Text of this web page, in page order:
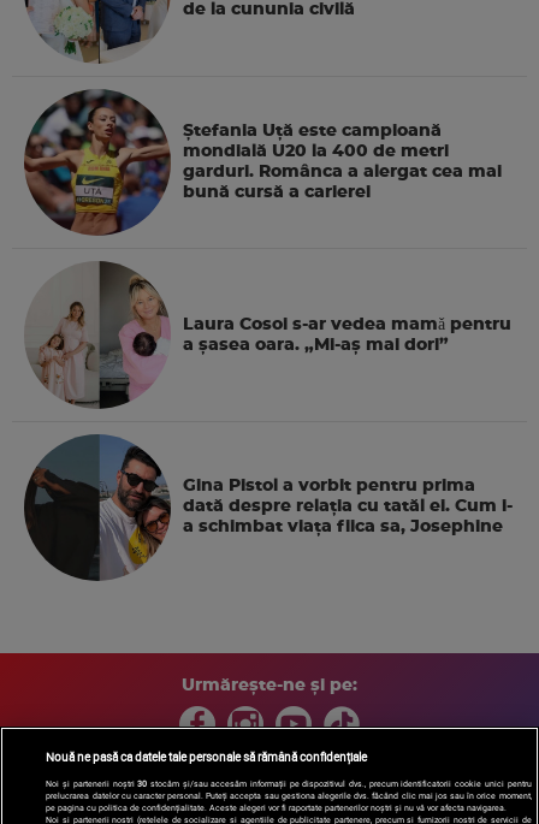
de la cununia civilă
Ștefania Uță este campioană
mondială U20 la 400 de metri
garduri. Românca a alergat cea mai
bună cursă a carierei
Laura Cosoi s-ar vedea mamǎ pentru
a şasea oara. „Mi-aș mai dori”
Gina Pistol a vorbit pentru prima
dată despre relația cu tatăl ei. Cum i-
a schimbat viața fiica sa, Josephine
Urmărește-ne și pe:
Copyright © 2026 / DIGI ROMANIA S.A.
Nouă ne pasă ca datele tale personale să rămână confidențiale
Noi și partenerii noștri30 stocăm și/sau accesăm informații pe dispozitivul dvs., precum identificatorii cookie unici pentru
prelucrarea datelor cu caracter personal. Puteți accepta sau gestiona alegerile dvs. făcând clic mai jos sau în orice moment,
pe pagina cu politica de confidențialitate. Aceste alegeri vor fi raportate partenerilor noștri și nu vă vor afecta navigarea.
Noi si partenerii nostri (retelele de socializare si agentiile de publicitate partenere, precum si furnizorii nostri de servicii de